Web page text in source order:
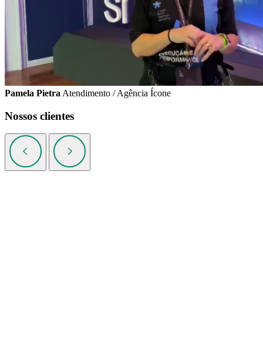
Pamela Pietra Atendimento / Agência Ícone
Nossos clientes